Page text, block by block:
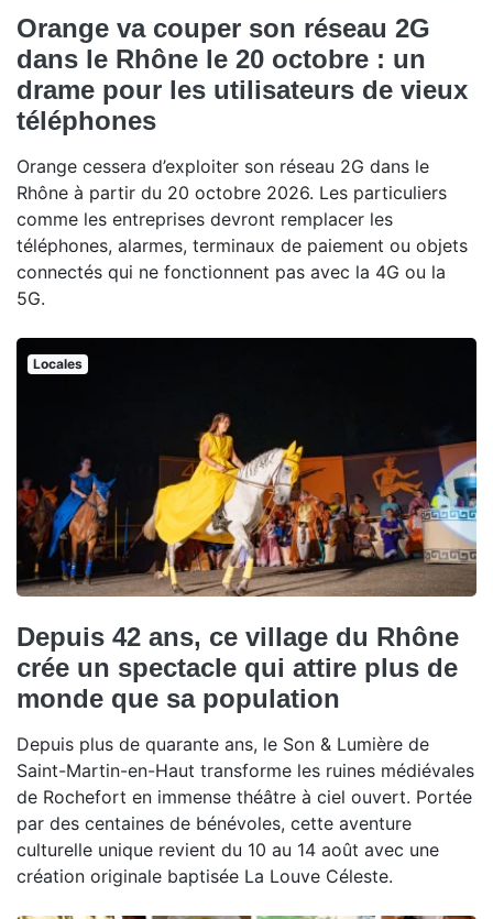
Orange va couper son réseau 2G
dans le Rhône le 20 octobre : un
drame pour les utilisateurs de vieux
téléphones
Orange cessera d’exploiter son réseau 2G dans le
Rhône à partir du 20 octobre 2026. Les particuliers
comme les entreprises devront remplacer les
téléphones, alarmes, terminaux de paiement ou objets
connectés qui ne fonctionnent pas avec la 4G ou la
5G.
Locales
Depuis 42 ans, ce village du Rhône
crée un spectacle qui attire plus de
monde que sa population
Depuis plus de quarante ans, le Son & Lumière de
Saint-Martin-en-Haut transforme les ruines médiévales
de Rochefort en immense théâtre à ciel ouvert. Portée
par des centaines de bénévoles, cette aventure
culturelle unique revient du 10 au 14 août avec une
création originale baptisée La Louve Céleste.